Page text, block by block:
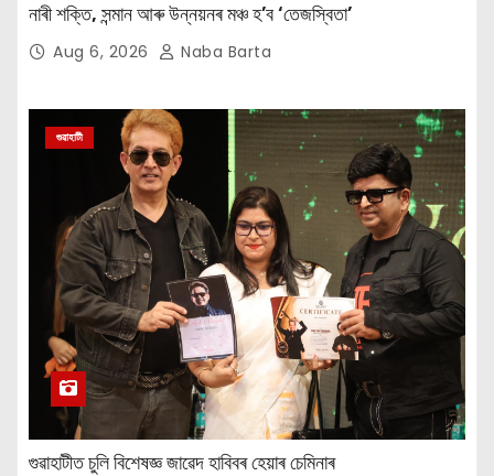
নাৰী শক্তি, সন্মান আৰু উন্নয়নৰ মঞ্চ হ’ব ‘তেজস্বিতা’
Aug 6, 2026 Naba Barta
গুৱাহাটী
গুৱাহাটীত চুলি বিশেষজ্ঞ জাৱেদ হাবিবৰ হেয়াৰ চেমিনাৰ